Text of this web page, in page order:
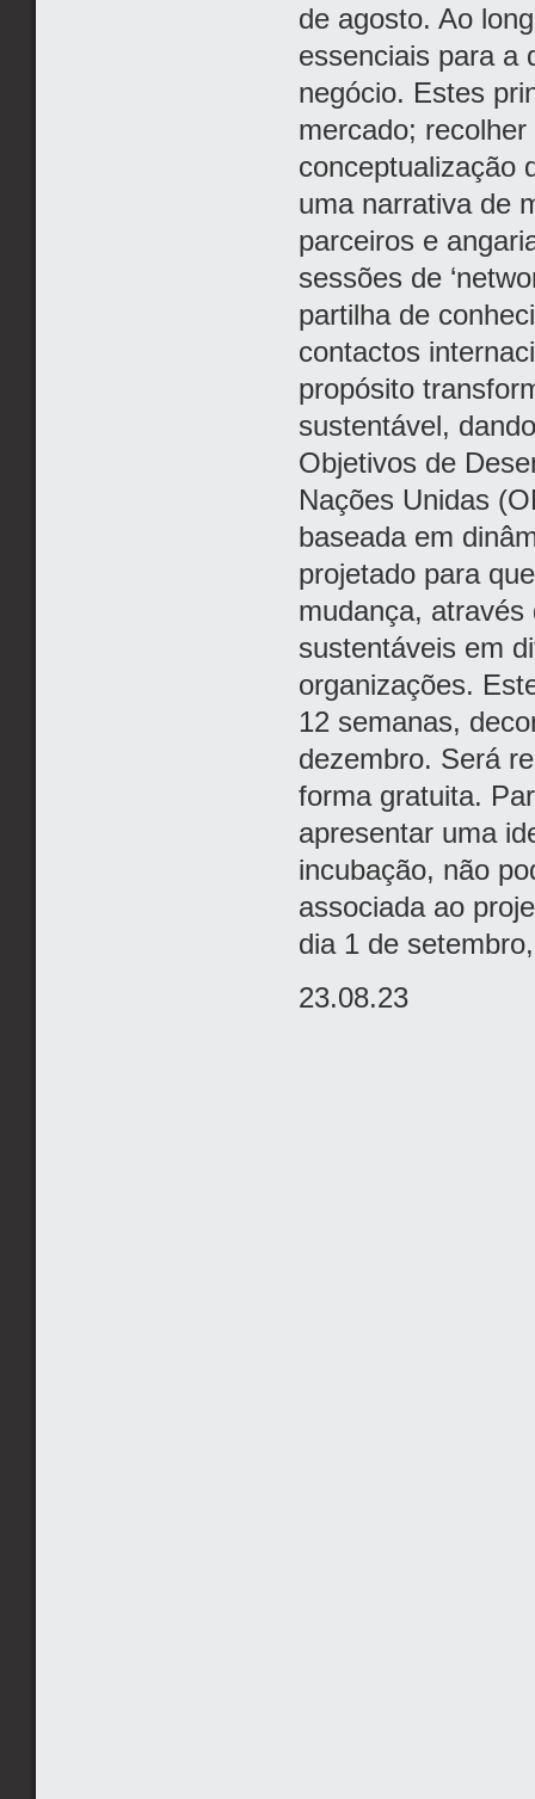
de agosto. Ao
essenciais para a
negócio. Estes
mercado;
conceptualização
uma narrativa de
parceiros e
sessões de
partilha de
contactos
propósito
sustentável,
Objetivos de
Nações Unidas
baseada em
projetado para
mudança,
sustentáveis em
organizações.
12 semanas,
dezembro. Será
forma gratuita.
apresentar uma
incubação, não
associada ao
dia 1 de
23.08.23